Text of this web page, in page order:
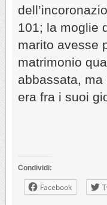
101; la moglie
marito avesse
matrimonio
abbassata, ma
era fra i suoi
Condividi:
Facebook